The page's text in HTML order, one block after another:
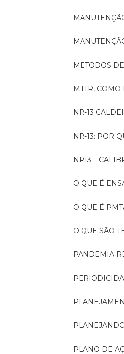
MÉTODOS
MTTR,
NR-13
NR-13: POR
NR13 –
O QUE É
O QUE É
O QUE SÃO
PANDEMIA
PLANO DE